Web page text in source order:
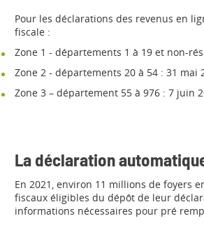
Pour les déclarations des revenus en
fiscale :
Zone 1 - départements 1 à 19 et non-
Zone 2 - départements 20 à 54 : 31 mai
Zone 3 – département 55 à 976 : 7 juin
La déclaration
En 2021, environ 11 millions de foyers
fiscaux éligibles du dépôt de leur
informations nécessaires pour pré